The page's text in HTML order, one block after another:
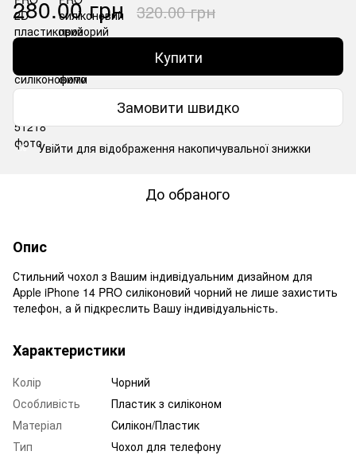
280.00 грн 320.00 грн
Купити
Замовити швидко
% Увійти для відображення накопичувальної знижки
До обраного
Опис
Стильний чохол з Вашим індивідуальним дизайном для
Apple iPhone 14 PRO силіконовий чорний не лише захистить
телефон, а й підкреслить Вашу індивідуальність.
Характеристики
Колір
Чорний
Особливість
Пластик з силіконом
Матеріал
Силікон/Пластик
Тип
Чохол для телефону